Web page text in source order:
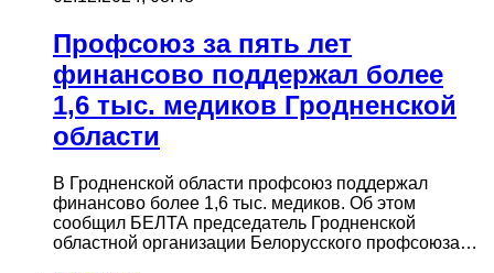
Профсоюз за пять лет
финансово поддержал более
1,6 тыс. медиков Гродненской
области
В Гродненской области профсоюз поддержал
финансово более 1,6 тыс. медиков. Об этом
сообщил БЕЛТА председатель Гродненской
областной организации Белорусского профсоюза…